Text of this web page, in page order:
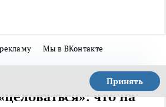
Мы в ВКонтакте
Принять
что на